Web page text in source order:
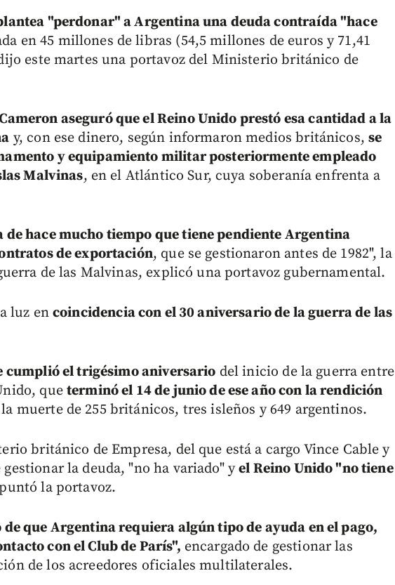
"perdonar" a Argentina una deuda contraída "hace
en 45 millones de libras (54,5 millones de euros y 71,41
este martes una portavoz del Ministerio británico de
aseguró que el Reino Unido prestó esa cantidad a la
y, con ese dinero, según informaron medios británicos,se
y equipamiento militar posteriormente empleado
Malvinas, en el Atlántico Sur, cuya soberanía enfrenta a
de hace mucho tiempo que tiene pendiente Argentina
de exportación, que se gestionaron antes de 1982", la
de las Malvinas, explicó una portavoz gubernamental.
luz en coincidencia con el 30 aniversario de la guerra de las
cumplió el trigésimo aniversario del inicio de la guerra entre
que terminó el 14 de junio de ese año con la rendición
la muerte de 255 británicos, tres isleños y 649 argentinos.
británico de Empresa, del que está a cargo Vince Cable y
gestionar la deuda, "no ha variado" yel Reino Unido "no tiene
la portavoz.
de que Argentina requiera algún tipo de ayuda en el pago,
con el Club de París", encargado de gestionar las
de los acreedores oficiales multilaterales.